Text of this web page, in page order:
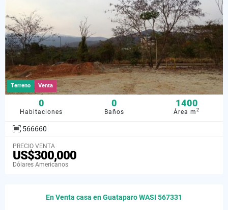
Terreno Venta
0
Habitaciones
0
Baños
1400
Área m2
566660
PRECIO VENTA
US$300,000
Dólares Americanos
En Venta casa en Guataparo WASI 567331